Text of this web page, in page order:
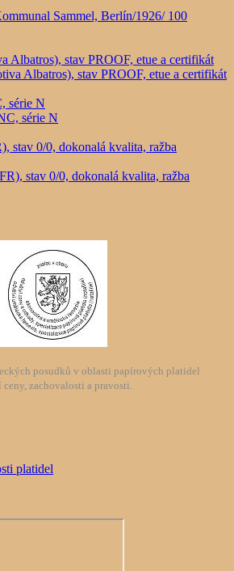
Albatros), stav PROOF, etue a certifikát
série N
stav 0/0, dokonalá kvalita, ražba
posudků v oblasti papírových platidel
zachovalosti a pravosti.
platidel